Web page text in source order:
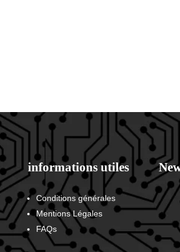
informations utiles
Conditions générales
Mentions Légales
FAQs